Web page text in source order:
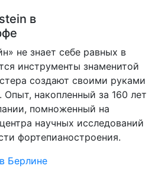
в
не знает себе равных в
инструменты знаменитой
создают своими руками
накопленный за 160 лет
помноженный на
научных исследований
фортепианостроения.
Берлине